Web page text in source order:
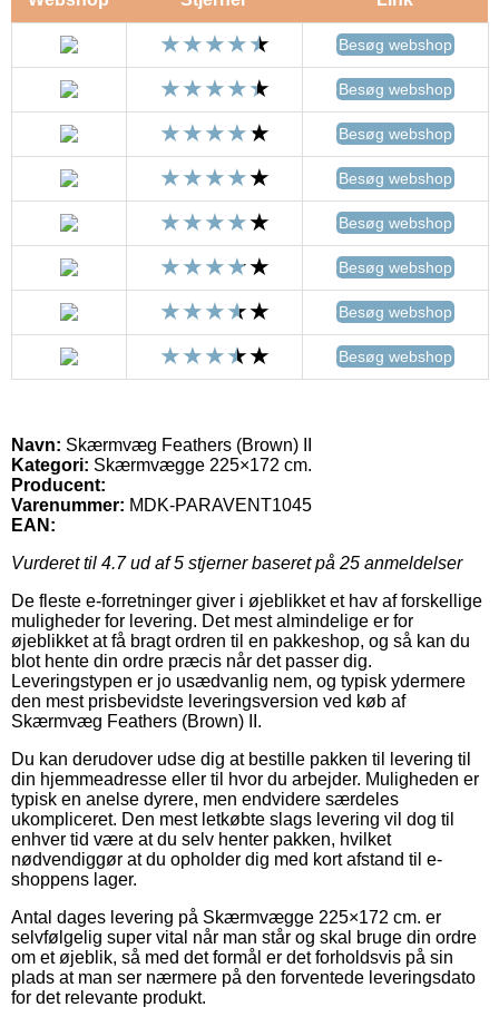
Besøg webshop
Besøg webshop
Besøg webshop
Besøg webshop
Besøg webshop
Besøg webshop
Besøg webshop
Besøg webshop
Navn: Skærmvæg Feathers (Brown) II
Kategori: Skærmvægge 225×172 cm.
Producent:
Varenummer: MDK-PARAVENT1045
EAN:
Vurderet til 4.7ud af 5 stjerner baseret på 25 anmeldelser
De fleste e-forretninger giver i øjeblikket et hav af forskellige
muligheder for levering. Det mest almindelige er for
øjeblikket at få bragt ordren til en pakkeshop, og så kan du
blot hente din ordre præcis når det passer dig.
Leveringstypen er jo usædvanlig nem, og typisk ydermere
den mest prisbevidste leveringsversion ved køb af
Skærmvæg Feathers (Brown) II.
Du kan derudover udse dig at bestille pakken til levering til
din hjemmeadresse eller til hvor du arbejder. Muligheden er
typisk en anelse dyrere, men endvidere særdeles
ukompliceret. Den mest letkøbte slags levering vil dog til
enhver tid være at du selv henter pakken, hvilket
nødvendiggør at du opholder dig med kort afstand til e-
shoppens lager.
Antal dages levering på Skærmvægge 225×172 cm. er
selvfølgelig super vital når man står og skal bruge din ordre
om et øjeblik, så med det formål er det forholdsvis på sin
plads at man ser nærmere på den forventede leveringsdato
for det relevante produkt.